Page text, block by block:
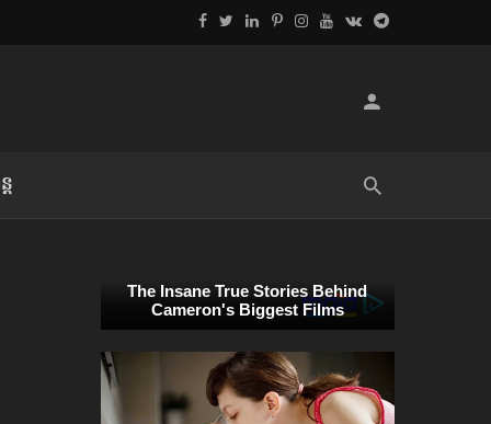
លិខិតប្រិយមិត្ត៖ «អំពីទោសៈ»